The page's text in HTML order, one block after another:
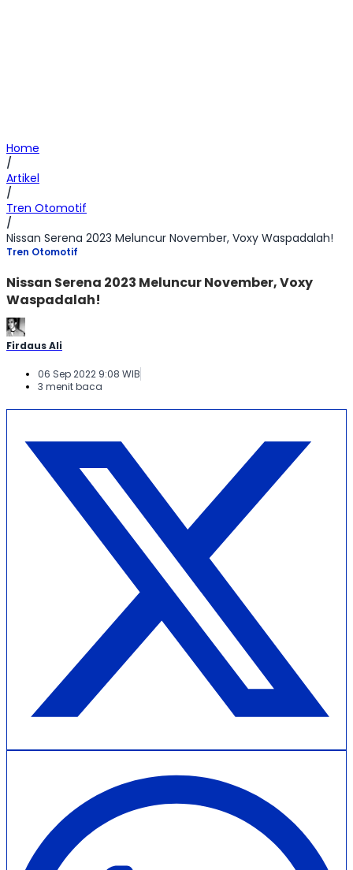
Home
/
Artikel
/
Tren Otomotif
/
Nissan Serena 2023 Meluncur November, Voxy Waspadalah!
Tren Otomotif
Nissan Serena 2023 Meluncur November, Voxy
Waspadalah!
Firdaus Ali
06 Sep 2022 9:08 WIB
3 menit baca